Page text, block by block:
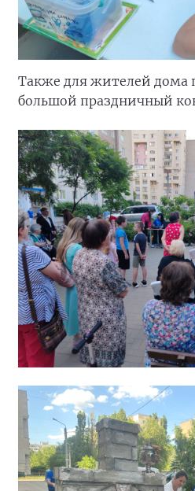
Также для жителей дома
большой праздничный